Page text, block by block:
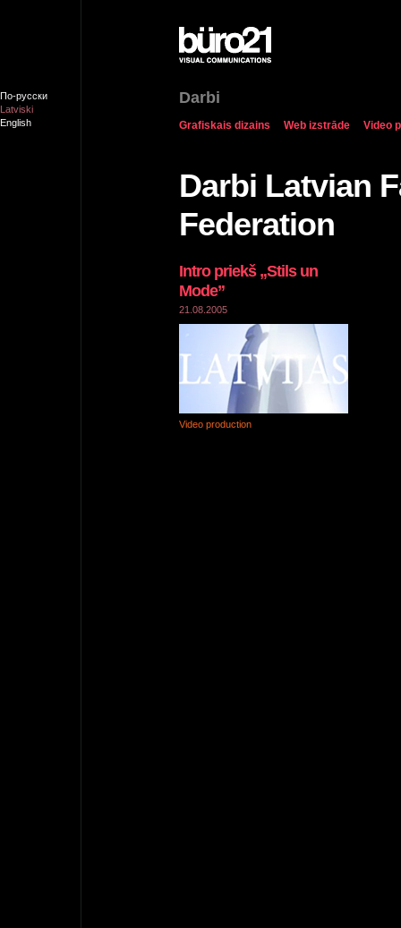
Darbi
Grafiskais dizains Web izstrāde Video
По-русски
Latviski
English
Darbi Latvian
Federation
Intro priekš „Stils un
Mode”
21.08.2005
Video production